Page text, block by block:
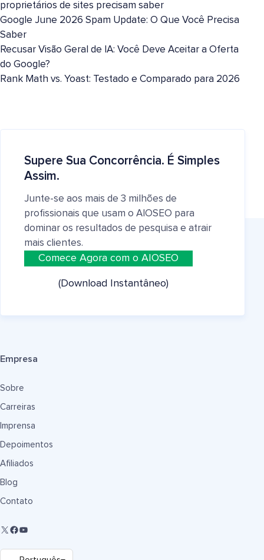
proprietários de sites precisam saber
Google June 2026 Spam Update: O Que Você Precisa
Saber
Recusar Visão Geral de IA: Você Deve Aceitar a Oferta
do Google?
Rank Math vs. Yoast: Testado e Comparado para 2026
Supere Sua Concorrência. É Simples
Assim.
Junte-se aos mais de 3 milhões de
profissionais que usam o AIOSEO para
dominar os resultados de pesquisa e atrair
mais clientes.
Comece Agora com o AIOSEO
(Download Instantâneo)
Empresa
Sobre
Carreiras
Imprensa
Depoimentos
Afiliados
Blog
Contato